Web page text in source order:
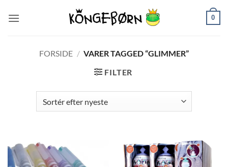
0
FORSIDE / VARER TAGGED “GLIMMER”
FILTER